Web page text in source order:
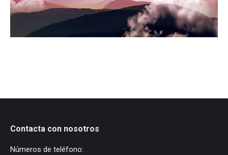
Contacta con nosotros
Números de teléfono: